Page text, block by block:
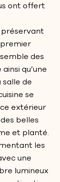
ont offert
des
qu’une
de
se
extérieur
belles
et planté.
les
une
lumineux